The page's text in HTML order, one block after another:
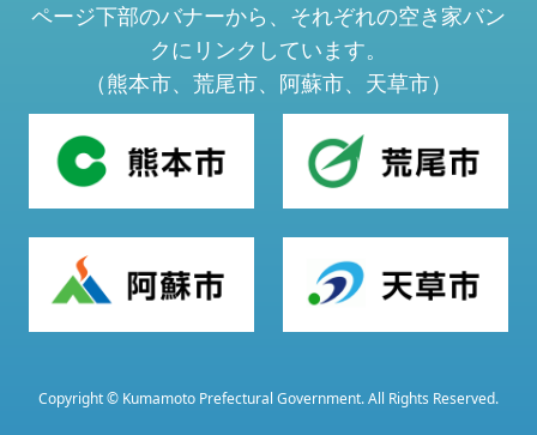
ページ下部のバナーから、それぞれの空き家バン
クにリンクしています。
（熊本市、荒尾市、阿蘇市、天草市）
Copyright © Kumamoto Prefectural Government. All Rights Reserved.